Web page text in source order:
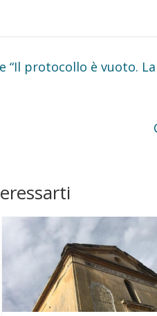
“Il protocollo è vuoto.